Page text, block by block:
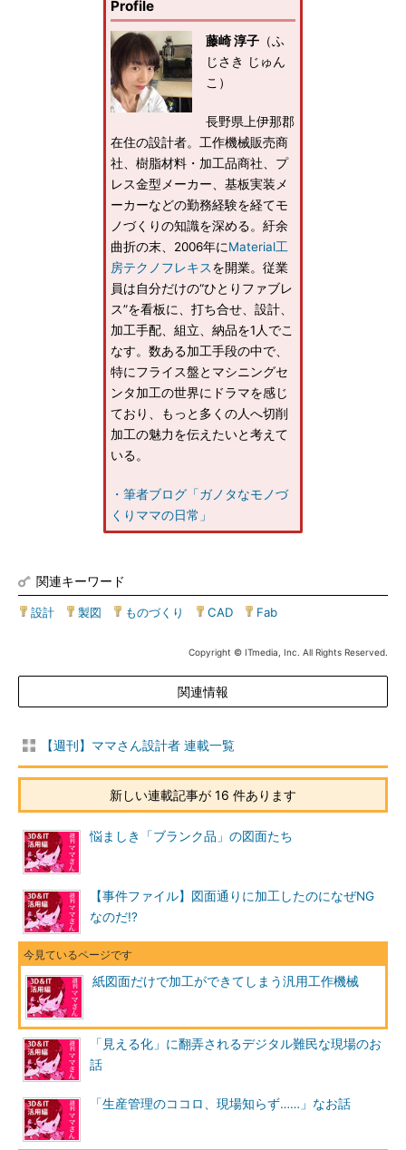
Profile
藤崎 淳子 （ふ
じさき じゅん
こ）
長野県上伊那郡
在住の設計者。工作機械販売商
社、樹脂材料・加工品商社、プ
レス金型メーカー、基板実装メ
ーカーなどの勤務経験を経てモ
ノづくりの知識を深める。紆余
曲折の末、2006年にMaterial工
房テクノフレキスを開業。従業
員は自分だけの“ひとりファブレ
ス”を看板に、打ち合せ、設計、
加工手配、組立、納品を1人でこ
なす。数ある加工手段の中で、
特にフライス盤とマシニングセ
ンタ加工の世界にドラマを感じ
ており、もっと多くの人へ切削
加工の魅力を伝えたいと考えて
いる。
・筆者ブログ「ガノタなモノづ
くりママの日常」
関連キーワード
設計 製図 ものづくり CAD Fab
Copyright © ITmedia, Inc. All Rights Reserved.
関連情報
【週刊】ママさん設計者 連載一覧
新しい連載記事が 16 件あります
悩ましき「ブランク品」の図面たち
【事件ファイル】図面通りに加工したのになぜNG
なのだ!?
紙図面だけで加工ができてしまう汎用工作機械
「見える化」に翻弄されるデジタル難民な現場のお
話
「生産管理のココロ、現場知らず……」なお話